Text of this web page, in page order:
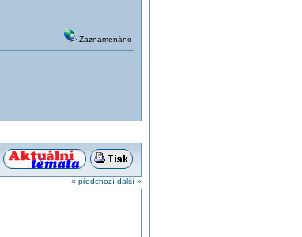
Zaznamenáno
« předchozí další »